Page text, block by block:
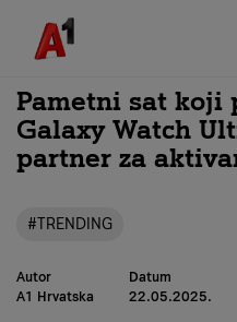
Skip to Main Content
Pametni sat koji
Galaxy Watch
partner za
#TRENDING
Autor
A1 Hrvatska
Datum
22.05.2025.